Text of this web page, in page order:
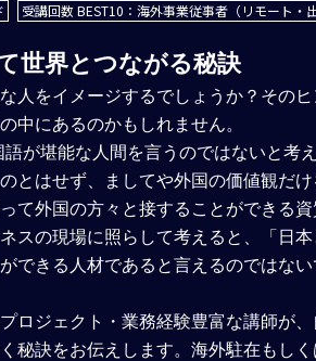
受講回数 BEST10：海外事業従事者（リモート・出
世界とつながる秘訣
人をイメージするでしょうか？その
中にあるのかもしれません。
語が堪能な人間を言うのではないと
とはせず、ましてや外国の価値観だ
て外国の方々と接することができる資
スの現場に照らして考えると、「日
できる人材であると言えるのではない
ロジェクト・業務経験豊富な講師が
秘訣をお伝えします。海外駐在もし